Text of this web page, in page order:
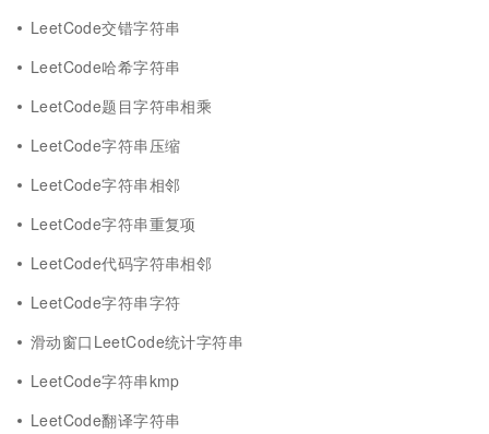
LeetCode交错字符串
LeetCode哈希字符串
LeetCode题目字符串相乘
LeetCode字符串压缩
LeetCode字符串相邻
LeetCode字符串重复项
LeetCode代码字符串相邻
LeetCode字符串字符
滑动窗口LeetCode统计字符串
LeetCode字符串kmp
LeetCode翻译字符串